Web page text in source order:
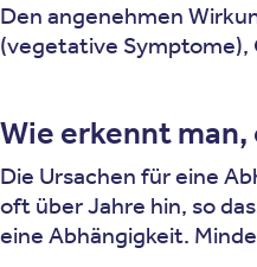
Den angenehmen
(vegetative Symptome),
Wie erkennt
Die Ursachen für eine
oft über Jahre hin, so
eine Abhängigkeit.